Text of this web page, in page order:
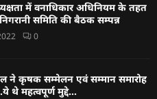
में वनाधिकार अधिनियम के तहत
समिति की बैठक सम्पन्न
0
ने कृषक सम्मेलन एवं सम्मान समारोह
थे महत्वपूर्ण मुद्दे…